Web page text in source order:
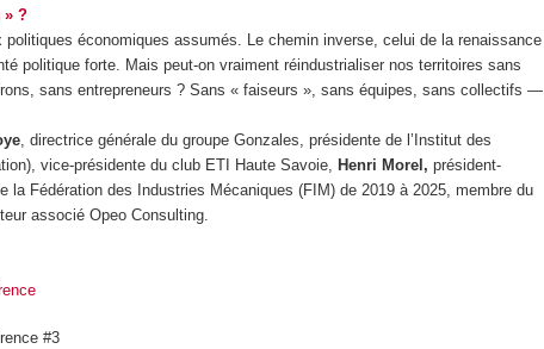
» ?
économiques assumés. Le chemin inverse, celui de la renaissance
politique forte. Mais peut-on vraiment réindustrialiser nos territoires sans
sans entrepreneurs ? Sans « faiseurs », sans équipes, sans collectifs —
, directrice générale du groupe Gonzales, présidente de l’Institut des
vice-présidente du club ETI Haute Savoie,Henri Morel,président-
la Fédération des Industries Mécaniques (FIM) de 2019 à 2025, membre du
associé Opeo Consulting.
#3